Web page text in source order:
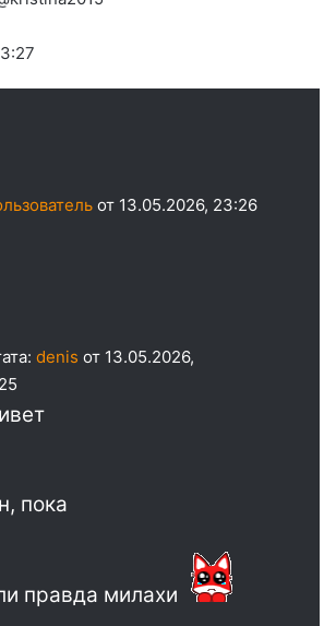
от 13.05.2026, 23:26
denis от 13.05.2026,
пока
правда милахи